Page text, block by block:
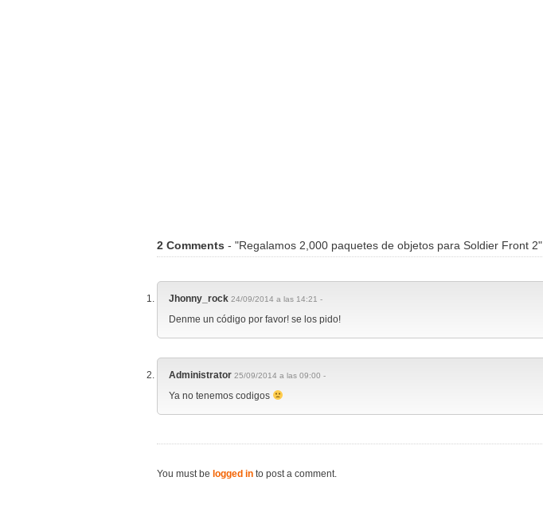
2 Comments - "Regalamos 2,000 paquetes de objetos para Soldier Front 2"
Jhonny_rock 24/09/2014 a las 14:21 -
Denme un código por favor! se los pido!
Administrator 25/09/2014 a las 09:00 -
Ya no tenemos codigos
You must be logged in to post a comment.